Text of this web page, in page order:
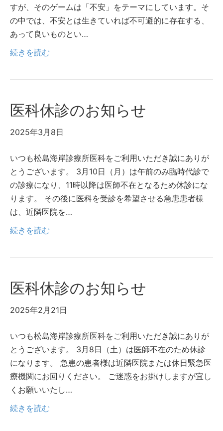
すが、そのゲームは「不安」をテーマにしています。そ
の中では、不安とは生きていれば不可避的に存在する、
あって良いものとい…
続きを読む
医科休診のお知らせ
2025年3月8日
いつも松島海岸診療所医科をご利用いただき誠にありが
とうございます。 3月10日（月）は午前のみ臨時代診で
の診療になり、11時以降は医師不在となるため休診にな
ります。 その後に医科を受診を希望させる急患患者様
は、近隣医院を…
続きを読む
医科休診のお知らせ
2025年2月21日
いつも松島海岸診療所医科をご利用いただき誠にありが
とうございます。 3月8日（土）は医師不在のため休診
になります。 急患の患者様は近隣医院または休日緊急医
療機関にお回りください。 ご迷惑をお掛けしますが宜し
くお願いいたし…
続きを読む